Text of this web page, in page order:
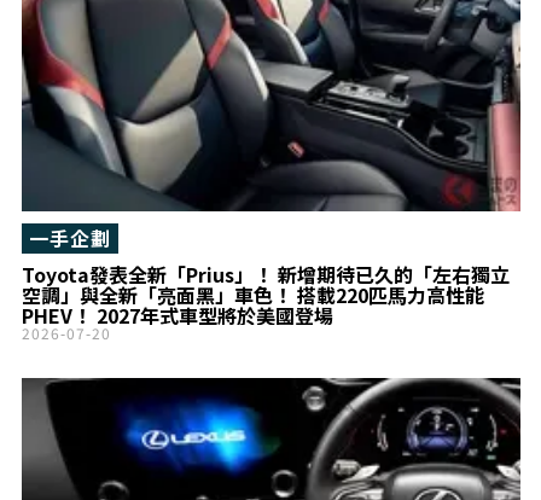
Toyota發表全新「Prius」！ 新增期待已久的「左右獨立
空調」與全新「亮面黑」車色！ 搭載220匹馬力高性能
PHEV！ 2027年式車型將於美國登場
一手企劃
2026-07-20